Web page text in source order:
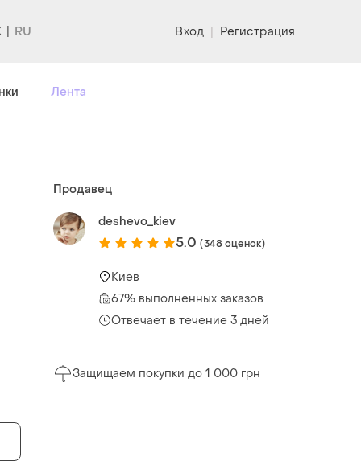
Вход | Регистрация
Лента
Продавец
deshevo_kiev
5.0 (348 оценок)
Киев
67% выполненных заказов
Отвечает в течение 3 дней
Защищаем покупки до 1 000 грн